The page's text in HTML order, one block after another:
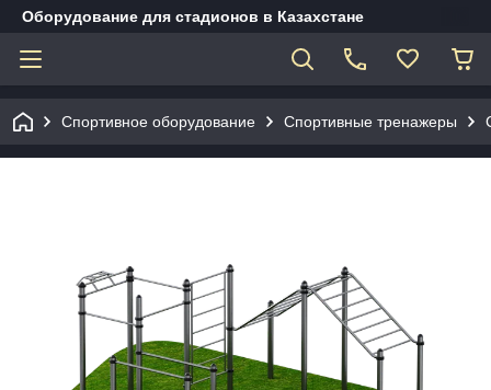
Оборудование для стадионов в Казахстане
Спортивное оборудование Спортивные тренажеры